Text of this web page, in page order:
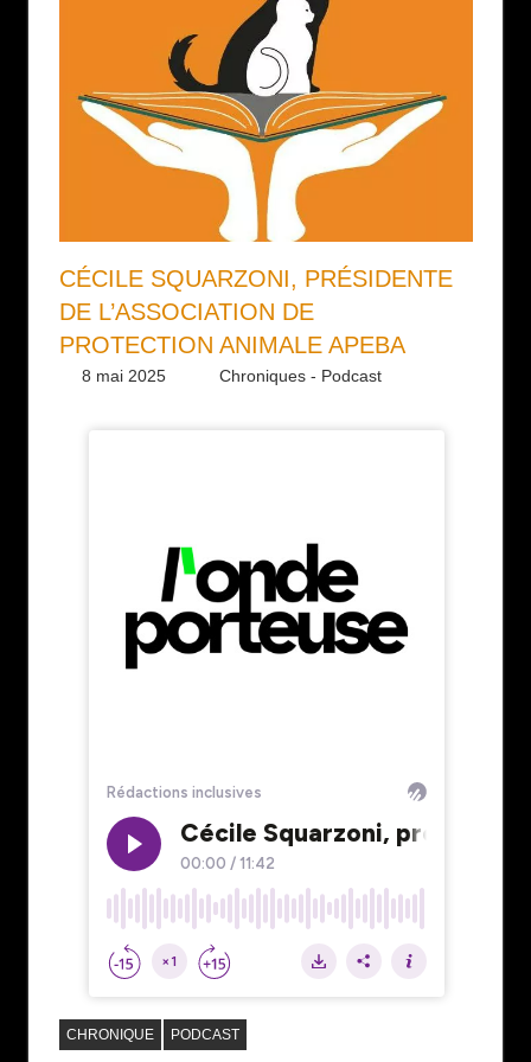
CÉCILE SQUARZONI, PRÉSIDENTE
DE L’ASSOCIATION DE
PROTECTION ANIMALE APEBA
8 mai 2025 Daniel
Chroniques - Podcast
CHRONIQUE PODCAST